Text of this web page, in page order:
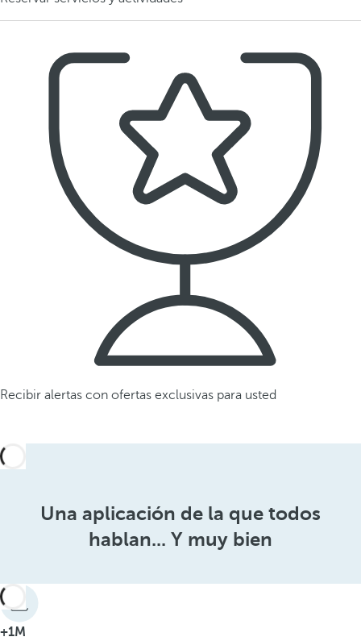
Recibir alertas con ofertas exclusivas para usted
Una aplicación de la que todos
hablan... Y muy bien
+1M